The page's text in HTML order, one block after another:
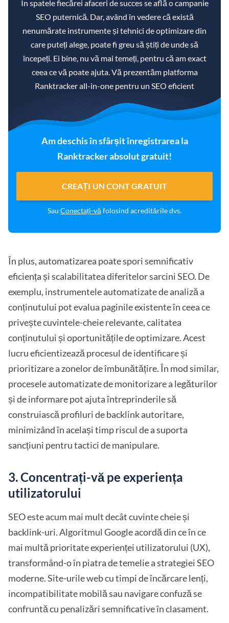
În spatele fiecărei afaceri de succes se află o campanie
SEO puternică. Dar, având în vedere că există
nenumărate instrumente și tehnici de optimizare din
care puteți alege, poate fi greu să știți de unde să
începeți. Ei bine, nu vă mai temeți, pentru că am exact
ceea ce vă poate ajuta. Vă prezentăm platforma
Ranktracker all-in-one pentru un SEO eficient
Am deschis în sfârșit înregistrarea la
Ranktracker absolut gratuit!
CREAȚI UN CONT GRATUIT
Sau Conectați-vă folosind acreditările dvs.
În plus, automatizarea poate spori semnificativ
eficiența și scalabilitatea diferitelor sarcini SEO. De
exemplu, instrumentele automatizate de analiză a
conținutului pot evalua paginile existente în ceea ce
privește cuvintele-cheie relevante, calitatea
conținutului și oportunitățile de optimizare. Acest
lucru eficientizează procesul de identificare și
prioritizare a zonelor de îmbunătățire. În mod similar,
procesele automatizate de monitorizare a legăturilor
și de informare pot ajuta întreprinderile să
construiască profiluri de backlink autoritare,
minimizând în același timp riscul de a suporta
sancțiuni pentru tactici de manipulare.
3. Concentrați-vă pe experiența
utilizatorului
SEO este acum mai mult decât cuvinte cheie și
backlink-uri. Algoritmul Google acordă din ce în ce
mai multă prioritate experienței utilizatorului (UX),
transformând-o în piatra de temelie a strategiei SEO
moderne. Site-urile web cu timpi de încărcare lenți,
incompatibilitate mobilă sau navigare confuză se
confruntă cu penalizări semnificative în clasament.